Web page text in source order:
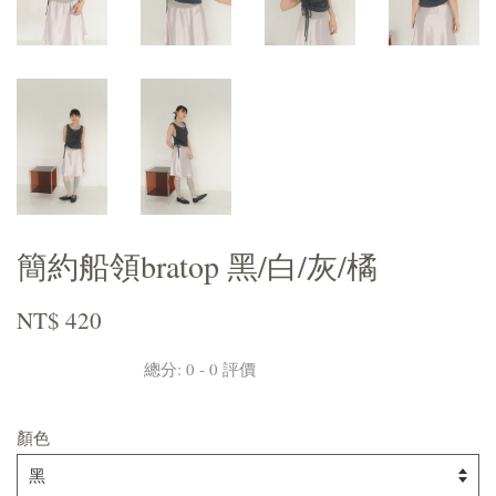
簡約船領bratop 黑/白/灰/橘
NT$ 420
總分: 0 - 0 評價
顏色